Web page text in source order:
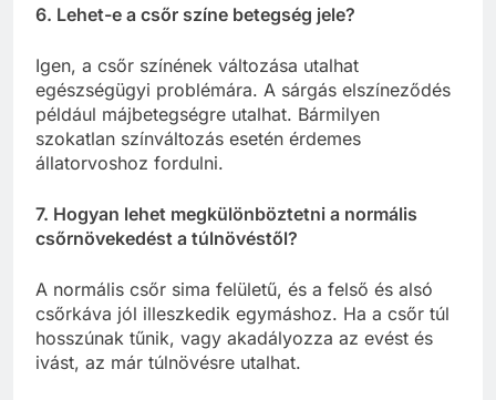
6. Lehet-e a csőr színe betegség jele?
Igen, a csőr színének változása utalhat
egészségügyi problémára. A sárgás elszíneződés
például májbetegségre utalhat. Bármilyen
szokatlan színváltozás esetén érdemes
állatorvoshoz fordulni.
7. Hogyan lehet megkülönböztetni a normális
csőrnövekedést a túlnövéstől?
A normális csőr sima felületű, és a felső és alsó
csőrkáva jól illeszkedik egymáshoz. Ha a csőr túl
hosszúnak tűnik, vagy akadályozza az evést és
ivást, az már túlnövésre utalhat.